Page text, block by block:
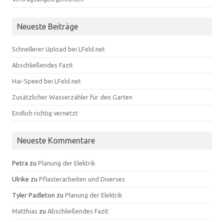
Neueste Beiträge
Schnellerer Upload bei LFeld.net
Abschließendes Fazit
Hai-Speed bei LFeld.net
Zusätzlicher Wasserzähler für den Garten
Endlich richtig vernetzt
Neueste Kommentare
Petra zu Planung der Elektrik
Ulrike zu Pflasterarbeiten und Diverses
Tyler Padleton zu Planung der Elektrik
Matthias zu Abschließendes Fazit